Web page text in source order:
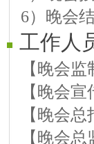
【快乐前
【快乐前
【快乐
【快乐
第三篇
【童真
6）晚会
工作人
【晚会
【晚会
【晚会
【晚会